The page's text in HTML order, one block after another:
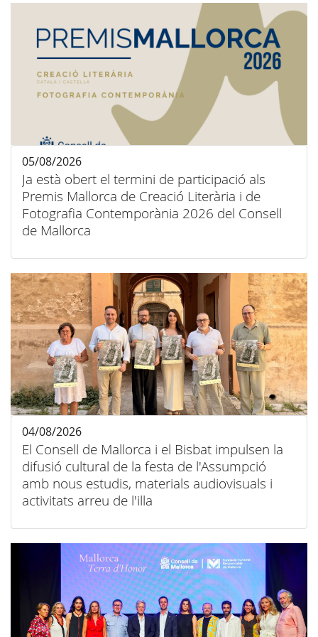
Ja està obert el termini de participació als
Premis Mallorca de Creació Literària i de
Fotografia Contemporània 2026 del Consell
de Mallorca
05/08/2026
El Consell de Mallorca i el Bisbat impulsen la
difusió cultural de la festa de l'Assumpció
amb nous estudis, materials audiovisuals i
activitats arreu de l'illa
04/08/2026